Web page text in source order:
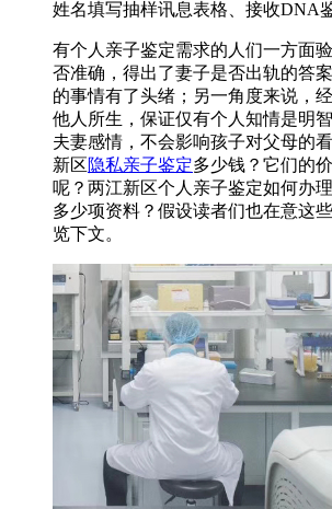
姓名填写抽样讯息表格、接收DNA
有个人亲子鉴定需求的人们一方面
否准确，得出了妻子是否出轨的答
的事情有了头绪；另一角度来说，
他人所生，保证仅有个人知情是明
夫妻感情，不会影响孩子对父母的
新区隐私亲子鉴定多少钱？它们的
呢？两江新区个人亲子鉴定如何办
多少项资料？假设读者们也在意这
览下文。